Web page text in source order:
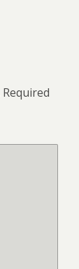
Required